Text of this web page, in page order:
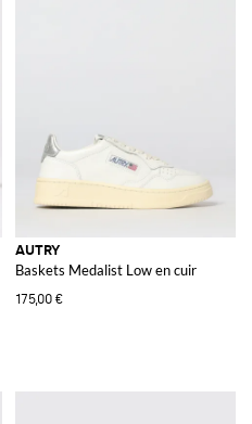
AUTRY
Baskets Medalist Low en cuir
175,00 €